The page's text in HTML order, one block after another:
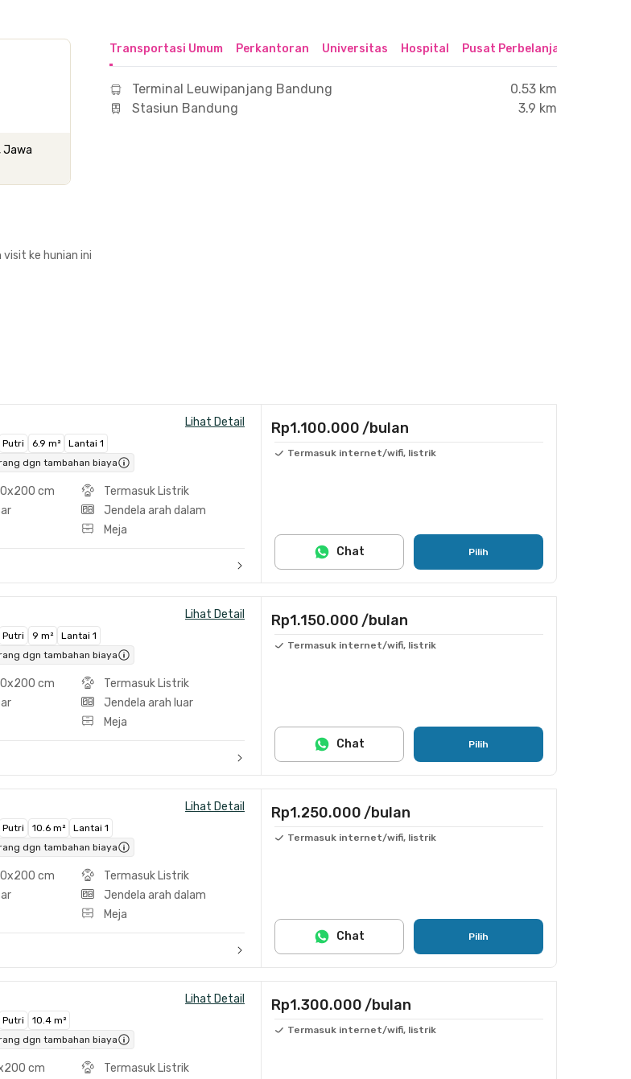
Jawa
Transportasi Umum Perkantoran Universitas Hospital Pusat Perbelanjaan &
Terminal Leuwipanjang Bandung
0.53 km
Stasiun Bandung
3.9 km
ke hunian ini
Lihat Detail
Putri 6.9 m²
Lantai 1
dgn tambahan biaya
cm
Termasuk Listrik
Jendela arah dalam
Meja
Rp1.100.000 /bulan
Termasuk internet/wifi, listrik
Pilih
Chat
Lihat Detail
Putri 9 m²
Lantai 1
dgn tambahan biaya
cm
Termasuk Listrik
Jendela arah luar
Meja
Rp1.150.000 /bulan
Termasuk internet/wifi, listrik
Pilih
Chat
Lihat Detail
Putri 10.6 m²
Lantai 1
dgn tambahan biaya
cm
Termasuk Listrik
Jendela arah dalam
Meja
Rp1.250.000 /bulan
Termasuk internet/wifi, listrik
Pilih
Chat
Lihat Detail
Putri
10.4 m²
dgn tambahan biaya
cm
Termasuk Listrik
Rp1.300.000 /bulan
Termasuk internet/wifi, listrik